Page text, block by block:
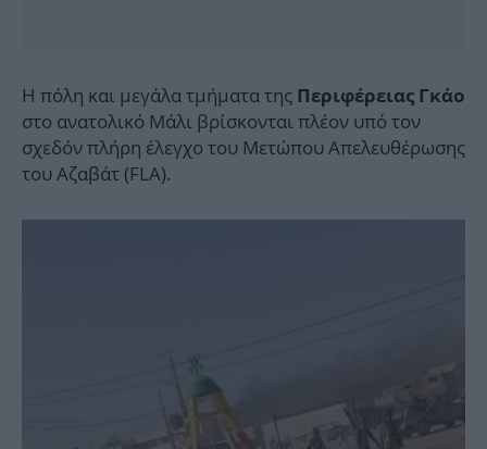
Η πόλη και μεγάλα τμήματα της Περιφέρειας Γκάο
στο ανατολικό Μάλι βρίσκονται πλέον υπό τον
σχεδόν πλήρη έλεγχο του Μετώπου Απελευθέρωσης
του Αζαβάτ (FLA).